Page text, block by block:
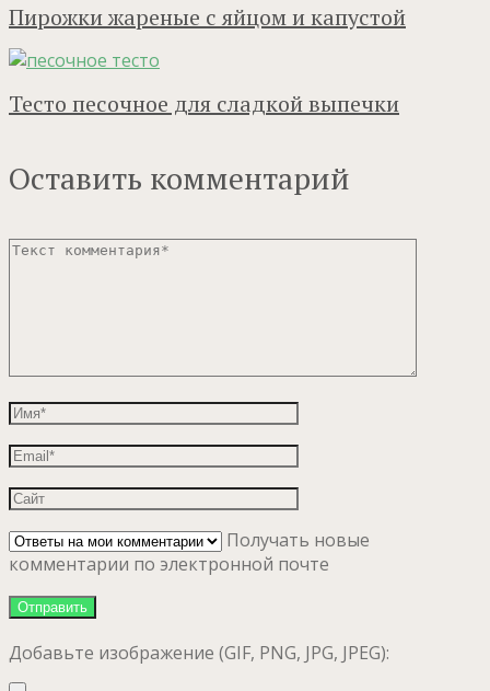
Пирожки жареные с яйцом и капустой
Тесто песочное для сладкой выпечки
Оставить комментарий
Получать новые
комментарии по электронной почте
Добавьте изображение (GIF, PNG, JPG, JPEG):